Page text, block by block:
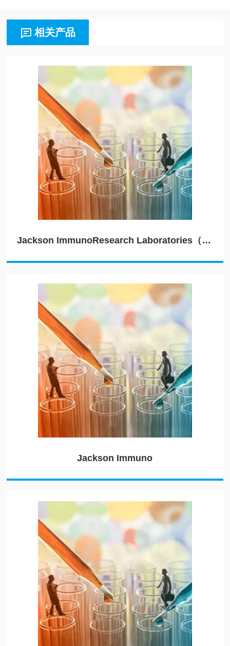
相关产品
Jackson ImmunoResearch Laboratories（JIRL）
Jackson Immuno